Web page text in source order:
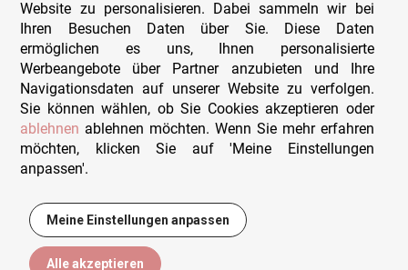
15,95 €
Widerruf
Sitemap
Beratung & Support
Wir sind persönlich erreichbar
+49 (0)341 4912 210
Kontakt-Formular
Website zu personalisieren. Dabei sammeln wir bei
Ihren Besuchen Daten über Sie. Diese Daten
ermöglichen es uns, Ihnen personalisierte
Werbeangebote über Partner anzubieten und Ihre
Navigationsdaten auf unserer Website zu verfolgen.
Sie können wählen, ob Sie Cookies akzeptieren oder
ablehnen ablehnen möchten. Wenn Sie mehr erfahren
möchten, klicken Sie auf 'Meine Einstellungen
anpassen'.
Meine Einstellungen anpassen
Alle akzeptieren